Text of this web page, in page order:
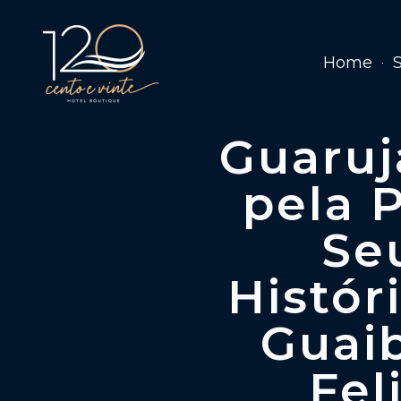
Home
pela